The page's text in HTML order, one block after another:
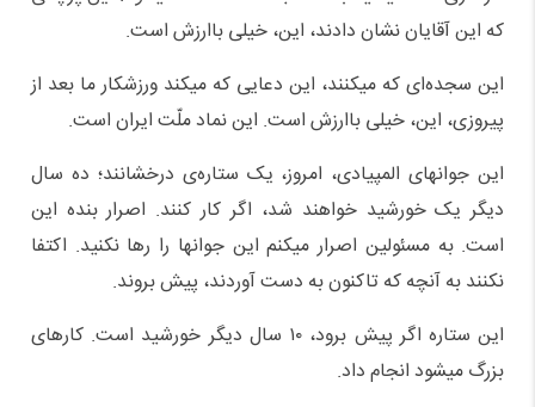
که این آقایان نشان دادند، این، خیلی باارزش است.
این سجده‌ای که میکنند، این دعایی که میکند ورزشکار ما بعد از
پیروزی، این، خیلی باارزش است. این نماد ملّت ایران است.
این جوانهای المپیادی، امروز، یک ستاره‌ی درخشانند؛ ده سال
دیگر یک خورشید خواهند شد، اگر کار کنند. اصرار بنده این
است. به مسئولین اصرار میکنم این جوانها را رها نکنید. اکتفا
نکنند به آنچه که تاکنون به دست آوردند، پیش بروند.
این ستاره اگر پیش برود، ۱۰ سال دیگر خورشید است. کارهای
بزرگ میشود انجام داد.